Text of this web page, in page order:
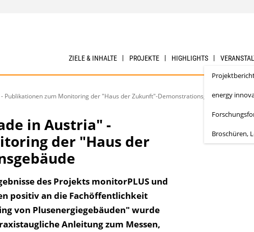
ZIELE & INHALTE PROJEKTE HIGHLIGHTS
energy
Broschüren,
Publikationen zum Monitoring der "Haus der Zukunft"-Demonstrationsgebäude
in Austria" -
der "Haus der
des Projekts monitorPLUS und
positiv an die Fachöffentlichkeit
von Plusenergiegebäuden" wurde
Anleitung zum Messen,